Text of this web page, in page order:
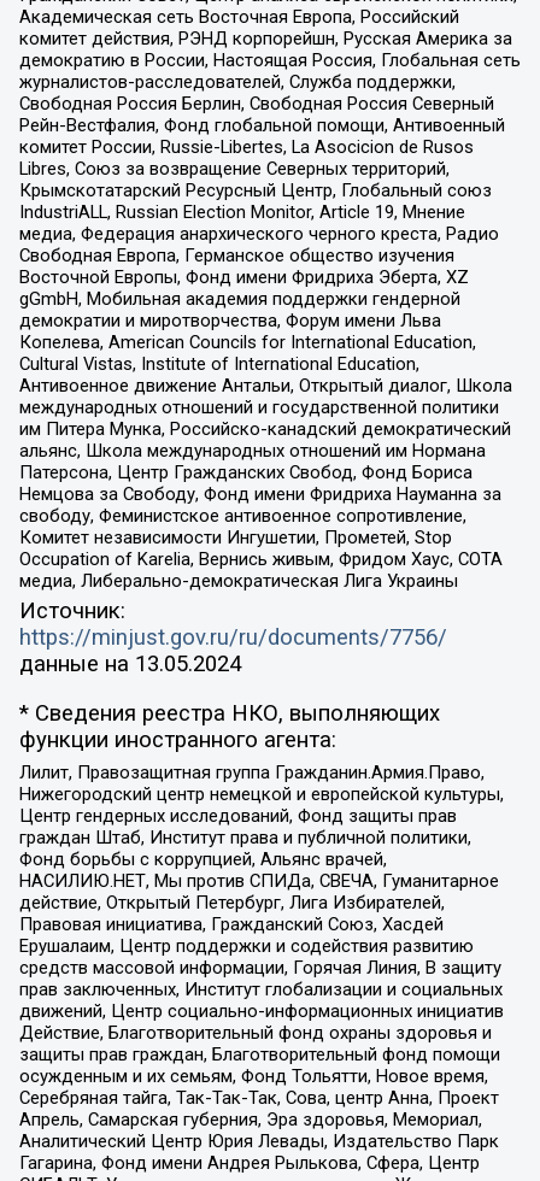
Академическая сеть Восточная Европа, Российский
комитет действия, РЭНД корпорейшн, Русская Америка за
демократию в России, Настоящая Россия, Глобальная сеть
журналистов-расследователей, Служба поддержки,
Свободная Россия Берлин, Свободная Россия Северный
Рейн-Вестфалия, Фонд глобальной помощи, Антивоенный
комитет России, Russie-Libertes, La Asocicion de Rusos
Libres, Союз за возвращение Северных территорий,
Крымскотатарский Ресурсный Центр, Глобальный союз
IndustriALL, Russian Election Monitor, Article 19, Мнение
медиа, Федерация анархического черного креста, Радио
Свободная Европа, Германское общество изучения
Восточной Европы, Фонд имени Фридриха Эберта, XZ
gGmbH, Мобильная академия поддержки гендерной
демократии и миротворчества, Форум имени Льва
Копелева, American Councils for International Education,
Cultural Vistas, Institute of International Education,
Антивоенное движение Антальи, Открытый диалог, Школа
международных отношений и государственной политики
им Питера Мунка, Российско-канадский демократический
альянс, Школа международных отношений им Нормана
Патерсона, Центр Гражданских Свобод, Фонд Бориса
Немцова за Свободу, Фонд имени Фридриха Науманна за
свободу, Феминистское антивоенное сопротивление,
Комитет независимости Ингушетии, Прометей, Stop
Occupation of Karelia, Вернись живым, Фридом Хаус, СОТА
медиа, Либерально-демократическая Лига Украины
Источник:
https://minjust.gov.ru/ru/documents/7756/
данные на 13.05.2024
* Сведения реестра НКО, выполняющих
функции иностранного агента:
Лилит, Правозащитная группа Гражданин.Армия.Право,
Нижегородский центр немецкой и европейской культуры,
Центр гендерных исследований, Фонд защиты прав
граждан Штаб, Институт права и публичной политики,
Фонд борьбы с коррупцией, Альянс врачей,
НАСИЛИЮ.НЕТ, Мы против СПИДа, СВЕЧА, Гуманитарное
действие, Открытый Петербург, Лига Избирателей,
Правовая инициатива, Гражданский Союз, Хасдей
Ерушалаим, Центр поддержки и содействия развитию
средств массовой информации, Горячая Линия, В защиту
прав заключенных, Институт глобализации и социальных
движений, Центр социально-информационных инициатив
Действие, Благотворительный фонд охраны здоровья и
защиты прав граждан, Благотворительный фонд помощи
осужденным и их семьям, Фонд Тольятти, Новое время,
Серебряная тайга, Так-Так-Так, Сова, центр Анна, Проект
Апрель, Самарская губерния, Эра здоровья, Мемориал,
Аналитический Центр Юрия Левады, Издательство Парк
Гагарина, Фонд имени Андрея Рылькова, Сфера, Центр